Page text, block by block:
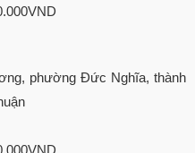
phường Đức Nghĩa, thành